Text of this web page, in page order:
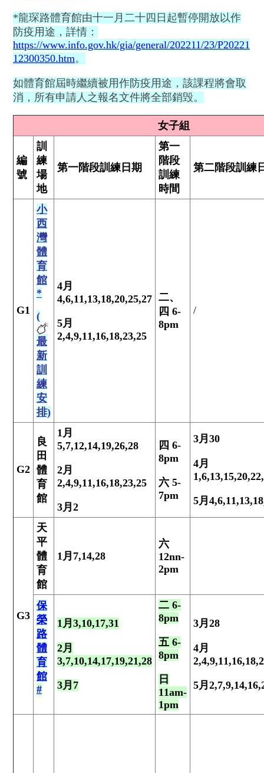
*龍琛路體育館由十一月二十四日起暫停開放以作
防疫用途，詳情：
https://www.info.gov.hk/gia/general/202211/23/P20221
12300350.htm。
如體育館屆時繼續被用作防疫用途，該課程將會取
消，所有申請人之報名文件將全部銷毁。
女子組
編
號
訓
練
場
地
第一階段訓練日期
第一
階段
訓練
時間
第二階段訓練
G1
小
西
灣
體
育
館
*
(
最
新
訓
練
安
排)
4月
4,6,11,13,18,20,25,27
5月
2,4,9,11,16,18,23,25
二、
四 6-
8pm
/
G2
良
田
體
育
館
1月
5,7,12,14,19,26,28
2月
2,4,9,11,16,18,23,25
3月 2
四 6-
8pm
六 5-
7pm
3月 30
4月
5月
G3
天
平
體
育
館
1月 7,14,28
六
12nn-
2pm
保
榮
路
體
育
館
#
1月 3,10,17,31
2月
3,7,10,14,17,19,21,28
3月 7
二 6-
8pm
五 6-
8pm
日
11am-
1pm
3月 28
4月
5月